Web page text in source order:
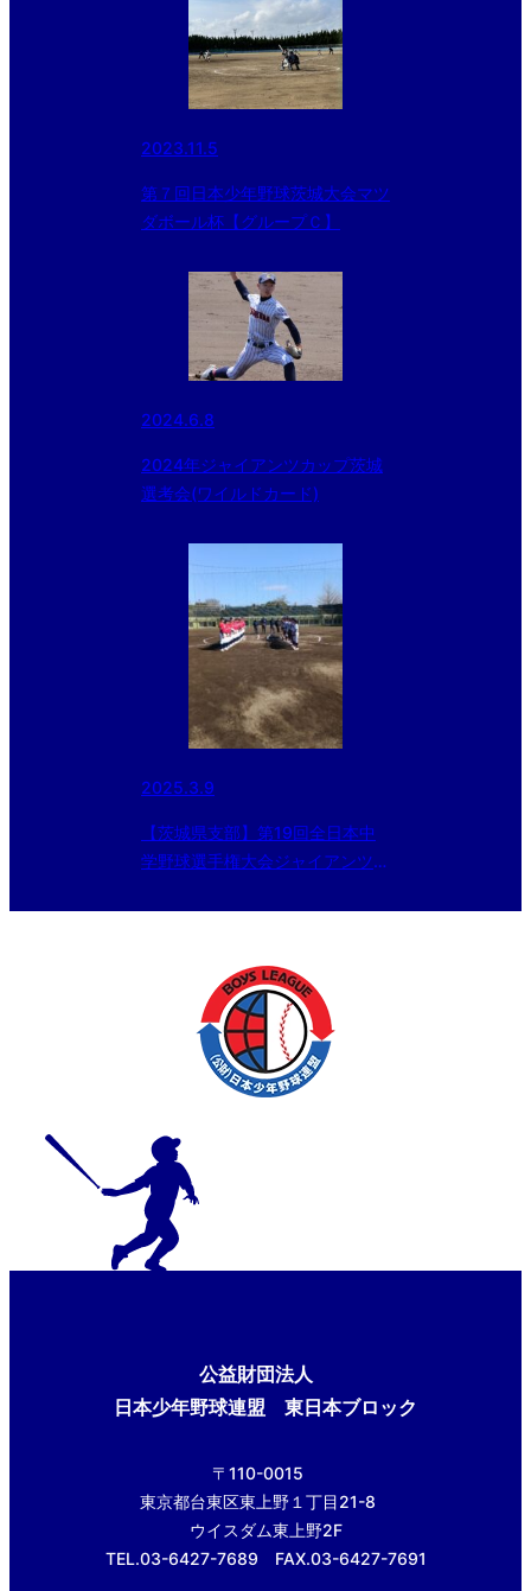
2023.11.5
第７回日本少年野球茨城大会マツ
ダボール杯【グループＣ】
2024.6.8
2024年ジャイアンツカップ茨城
選考会(ワイルドカード)
2025.3.9
【茨城県支部】第19回全日本中
学野球選手権大会ジャイアンツカ
公益財団法人
日本少年野球連盟 東日本ブロック
〒110-0015
東京都台東区東上野１丁目21-8
ウイスダム東上野2F
TEL.03-6427-7689 FAX.03-6427-7691